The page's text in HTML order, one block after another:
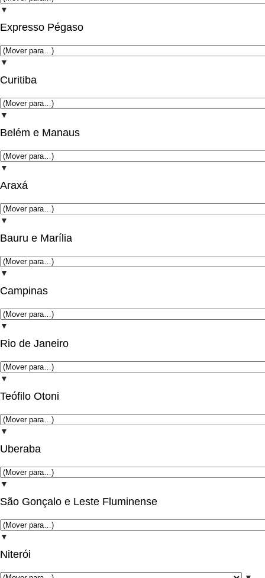
▼
Expresso Pégaso
▼
Curitiba
▼
Belém e Manaus
▼
Araxá
▼
Bauru e Marília
▼
Campinas
▼
Rio de Janeiro
▼
Teófilo Otoni
▼
Uberaba
▼
São Gonçalo e Leste Fluminense
▼
Niterói